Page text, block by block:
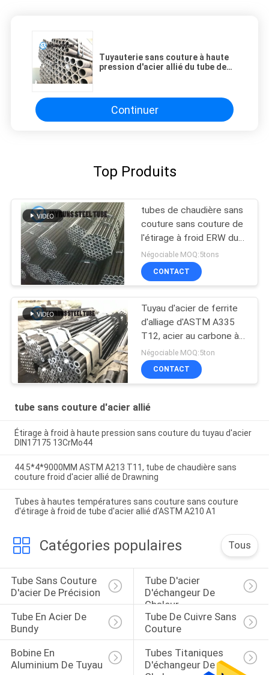
Tuyauterie sans couture à haute
pression d'acier allié du tube de
Continuer
Top Produits
tubes de chaudière sans
couture sans couture de
l'étirage à froid ERW du
tube DIN17175 de l'acier
15CrMo allié
Négociable MOQ:5tons
CONTACT
Tuyau d'acier de ferrite
d'alliage d'ASTM A335
T12, acier au carbone à
hautes températures
sans couture
Négociable MOQ:5ton
CONTACT
tube sans couture d'acier allié
Étirage à froid à haute pression sans couture du tuyau d'acier
DIN17175 13CrMo44
44.5*4*9000MM ASTM A213 T11, tube de chaudière sans
couture froid d'acier allié de Drawning
Tubes à hautes températures sans couture sans couture
d'étirage à froid de tube d'acier allié d'ASTM A210 A1
Catégories populaires Tous
Tube Sans Couture
D'acier De Précision
Tube D'acier
D'échangeur De
Chaleur
Tube En Acier De
Bundy
Tube De Cuivre Sans
Couture
Bobine En
Aluminium De Tuyau
Tubes Titaniques
D'échangeur De